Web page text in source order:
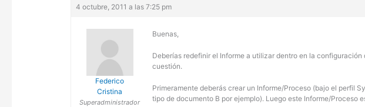
4 octubre, 2011 a las 7:25 pm
Federico
Cristina
Superadministrador
Buenas,
Deberías redefinir el Informe a utilizar dentro en la
cuestión.
Primeramente deberás crear un Informe/Proceso (bajo el perfil
tipo de documento B por ejemplo). Luego este Informe/Proceso